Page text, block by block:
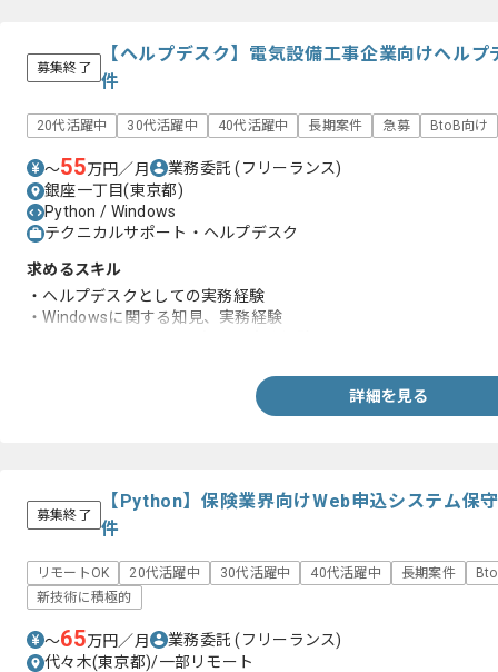
募集終了
【ヘルプデスク】電気設備工事企業向けヘル
件
20代活躍中 30代活躍中 40代活躍中 長期案件 急募 BtoB向け
〜55万円／月 業務委託(フリーランス)
銀座一丁目(東京都)
Python / Windows
テクニカルサポート・ヘルプデスク
求めるスキル
・ヘルプデスクとしての実務経験
・Windowsに関する知見、実務経験
詳細を見る
募集終了
【Python】保険業界向けWeb申込システム保
件
リモートOK 20代活躍中 30代活躍中 40代活躍中 長期案件
新技術に積極的
〜65万円／月 業務委託(フリーランス)
代々木(東京都)/一部リモート